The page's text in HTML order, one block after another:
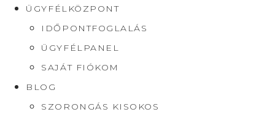
ÜGYFÉLKÖZPONT
IDŐPONTFOGLALÁS
ÜGYFÉLPANEL
SAJÁT FIÓKOM
BLOG
SZORONGÁS KISOKOS